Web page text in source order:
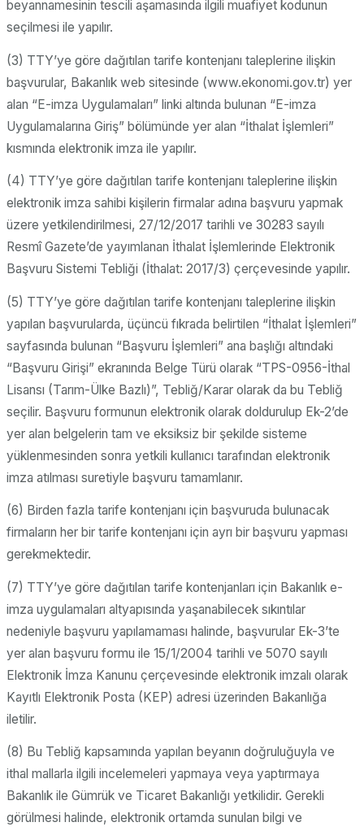
beyannamesinin tescili aşamasında ilgili muafiyet kodunun
seçilmesi ile yapılır.
(3) TTY’ye göre dağıtılan tarife kontenjanı taleplerine ilişkin
başvurular, Bakanlık web sitesinde (www.ekonomi.gov.tr) yer
alan “E-imza Uygulamaları” linki altında bulunan “E-imza
Uygulamalarına Giriş” bölümünde yer alan “İthalat İşlemleri”
kısmında elektronik imza ile yapılır.
(4) TTY’ye göre dağıtılan tarife kontenjanı taleplerine ilişkin
elektronik imza sahibi kişilerin firmalar adına başvuru yapmak
üzere yetkilendirilmesi, 27/12/2017 tarihli ve 30283 sayılı
Resmî Gazete’de yayımlanan İthalat İşlemlerinde Elektronik
Başvuru Sistemi Tebliği (İthalat: 2017/3) çerçevesinde yapılır.
(5) TTY’ye göre dağıtılan tarife kontenjanı taleplerine ilişkin
yapılan başvurularda, üçüncü fıkrada belirtilen “İthalat İşlemleri”
sayfasında bulunan “Başvuru İşlemleri” ana başlığı altındaki
“Başvuru Girişi” ekranında Belge Türü olarak “TPS-0956-İthal
Lisansı (Tarım-Ülke Bazlı)”, Tebliğ/Karar olarak da bu Tebliğ
seçilir. Başvuru formunun elektronik olarak doldurulup Ek-2’de
yer alan belgelerin tam ve eksiksiz bir şekilde sisteme
yüklenmesinden sonra yetkili kullanıcı tarafından elektronik
imza atılması suretiyle başvuru tamamlanır.
(6) Birden fazla tarife kontenjanı için başvuruda bulunacak
firmaların her bir tarife kontenjanı için ayrı bir başvuru yapması
gerekmektedir.
(7) TTY’ye göre dağıtılan tarife kontenjanları için Bakanlık e-
imza uygulamaları altyapısında yaşanabilecek sıkıntılar
nedeniyle başvuru yapılamaması halinde, başvurular Ek-3’te
yer alan başvuru formu ile 15/1/2004 tarihli ve 5070 sayılı
Elektronik İmza Kanunu çerçevesinde elektronik imzalı olarak
Kayıtlı Elektronik Posta (KEP) adresi üzerinden Bakanlığa
iletilir.
(8) Bu Tebliğ kapsamında yapılan beyanın doğruluğuyla ve
ithal mallarla ilgili incelemeleri yapmaya veya yaptırmaya
Bakanlık ile Gümrük ve Ticaret Bakanlığı yetkilidir. Gerekli
görülmesi halinde, elektronik ortamda sunulan bilgi ve